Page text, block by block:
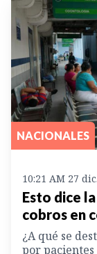
NACIONALES
10:21 AM 27
Esto dice
cobros en
¿A qué se
por pacientes